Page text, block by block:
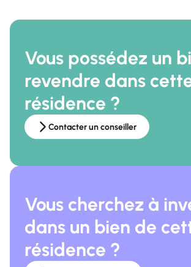
Vous possédez un
revendre dans
résidence ?
Contacter un conseiller
Vous cherchez à
dans un bien de
résidence ?